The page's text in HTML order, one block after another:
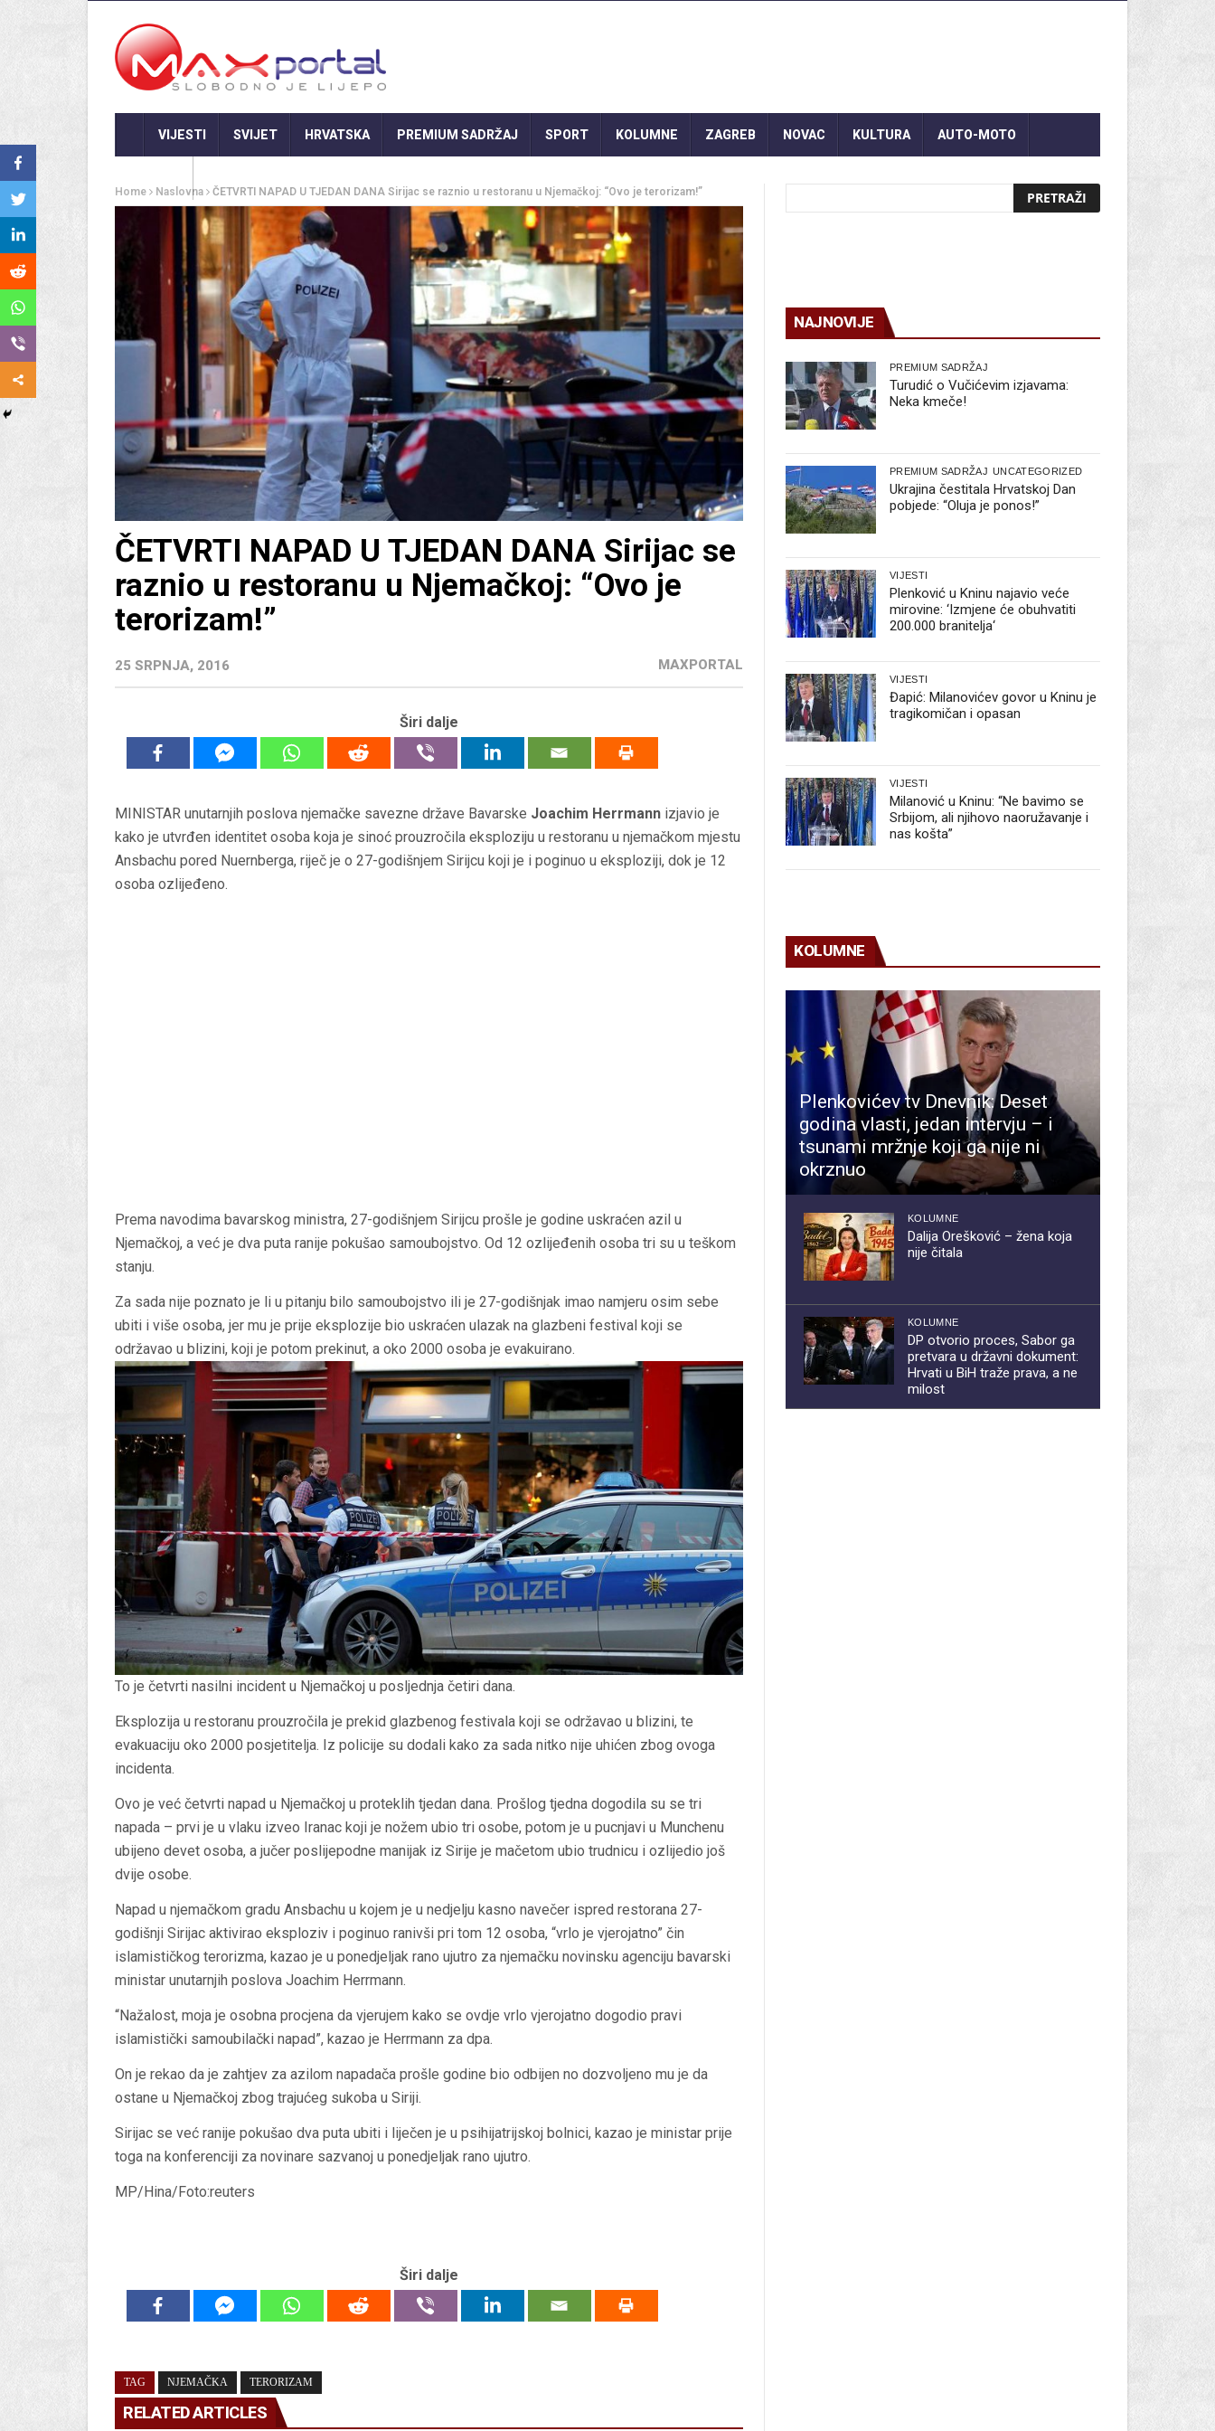
VIJESTI SVIJET HRVATSKA PREMIUM SADRŽAJ SPORT KOLUMNE ZAGREB NOVAC KULTURA AUTO-MOTO
Home Naslovna ČETVRTI NAPAD U TJEDAN DANA Sirijac se raznio u restoranu u Njemačkoj: “Ovo je terorizam!”
ČETVRTI NAPAD U TJEDAN DANA Sirijac se
raznio u restoranu u Njemačkoj: “Ovo je
terorizam!”
25 SRPNJA, 2016 MAXPORTAL
Širi dalje
MINISTAR unutarnjih poslova njemačke savezne države Bavarske Joachim Herrmann izjavio je
kako je utvrđen identitet osoba koja je sinoć prouzročila eksploziju u restoranu u njemačkom mjestu
Ansbachu pored Nuernberga, riječ je o 27-godišnjem Sirijcu koji je i poginuo u eksploziji, dok je 12
osoba ozlijeđeno.
Prema navodima bavarskog ministra, 27-godišnjem Sirijcu prošle je godine uskraćen azil u
Njemačkoj, a već je dva puta ranije pokušao samoubojstvo. Od 12 ozlijeđenih osoba tri su u teškom
stanju.
Za sada nije poznato je li u pitanju bilo samoubojstvo ili je 27-godišnjak imao namjeru osim sebe
ubiti i više osoba, jer mu je prije eksplozije bio uskraćen ulazak na glazbeni festival koji se
održavao u blizini, koji je potom prekinut, a oko 2000 osoba je evakuirano.
To je četvrti nasilni incident u Njemačkoj u posljednja četiri dana.
Eksplozija u restoranu prouzročila je prekid glazbenog festivala koji se održavao u blizini, te
evakuaciju oko 2000 posjetitelja. Iz policije su dodali kako za sada nitko nije uhićen zbog ovoga
incidenta.
Ovo je već četvrti napad u Njemačkoj u proteklih tjedan dana. Prošlog tjedna dogodila su se tri
napada – prvi je u vlaku izveo Iranac koji je nožem ubio tri osobe, potom je u pucnjavi u Munchenu
ubijeno devet osoba, a jučer poslijepodne manijak iz Sirije je mačetom ubio trudnicu i ozlijedio još
dvije osobe.
Napad u njemačkom gradu Ansbachu u kojem je u nedjelju kasno navečer ispred restorana 27-
godišnji Sirijac aktivirao eksploziv i poginuo ranivši pri tom 12 osoba, “vrlo je vjerojatno” čin
islamističkog terorizma, kazao je u ponedjeljak rano ujutro za njemačku novinsku agenciju bavarski
ministar unutarnjih poslova Joachim Herrmann.
“Nažalost, moja je osobna procjena da vjerujem kako se ovdje vrlo vjerojatno dogodio pravi
islamistički samoubilački napad”, kazao je Herrmann za dpa.
On je rekao da je zahtjev za azilom napadača prošle godine bio odbijen no dozvoljeno mu je da
ostane u Njemačkoj zbog trajućeg sukoba u Siriji.
Sirijac se već ranije pokušao dva puta ubiti i liječen je u psihijatrijskoj bolnici, kazao je ministar prije
toga na konferenciji za novinare sazvanoj u ponedjeljak rano ujutro.
MP/Hina/Foto:reuters
Širi dalje
TAG NJEMAČKA TERORIZAM
RELATED ARTICLES
NAJNOVIJE
PREMIUM SADRŽAJ
Turudić o Vučićevim izjavama:
Neka kmeče!
PREMIUM SADRŽAJ UNCATEGORIZED
Ukrajina čestitala Hrvatskoj Dan
pobjede: “Oluja je ponos!”
VIJESTI
Plenković u Kninu najavio veće
mirovine: ‘Izmjene će obuhvatiti
200.000 branitelja‘
VIJESTI
Đapić: Milanovićev govor u Kninu je
tragikomičan i opasan
VIJESTI
Milanović u Kninu: “Ne bavimo se
Srbijom, ali njihovo naoružavanje i
nas košta”
KOLUMNE
Plenkovićev tv Dnevnik: Deset
godina vlasti, jedan intervju – i
tsunami mržnje koji ga nije ni
okrznuo
KOLUMNE
Dalija Orešković – žena koja
nije čitala
KOLUMNE
DP otvorio proces, Sabor ga
pretvara u državni dokument:
Hrvati u BiH traže prava, a ne
milost